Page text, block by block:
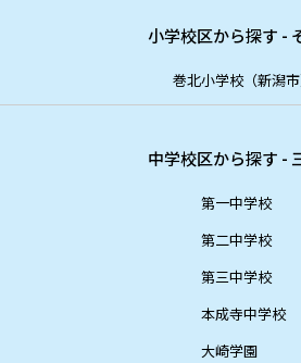
小学校区から探す -
巻北小学校（新潟市
中学校区から探す -
第一中学校
第二中学校
第三中学校
本成寺中学校
大崎学園